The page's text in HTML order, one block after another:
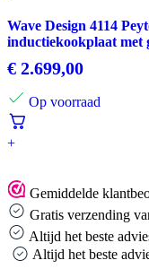
Wave Design 4114
inductiekookplaat met
€ 2.699,00
Op voorraad
+
Gemiddelde
Gratis verzending
Altijd het beste
Altijd het beste